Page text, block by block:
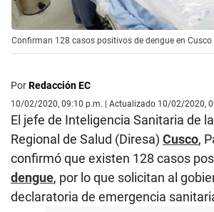
Confirman 128 casos positivos de dengue en Cusco
PorRedacción EC
10/02/2020, 09:10 p.m. | Actualizado 10/02/2020,
El jefe de Inteligencia Sanitaria de
Regional de Salud (Diresa) Cusco,
confirmó que existen 128 casos
dengue, por lo que solicitan al
declaratoria de emergencia